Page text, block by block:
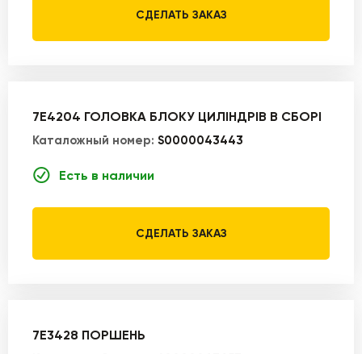
СДЕЛАТЬ ЗАКАЗ
7E4204 ГОЛОВКА БЛОКУ ЦИЛІНДРІВ В СБОРІ
Каталожный номер: S0000043443
Есть в наличии
СДЕЛАТЬ ЗАКАЗ
7E3428 ПОРШЕНЬ